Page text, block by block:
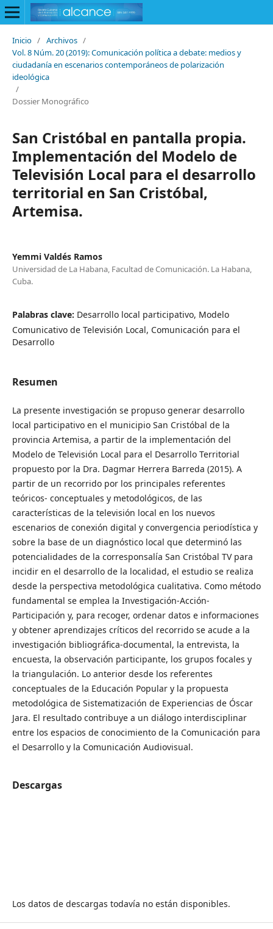
Inicio / Archivos /
Vol. 8 Núm. 20 (2019): Comunicación política a debate: medios y
ciudadanía en escenarios contemporáneos de polarización
ideológica
/
Dossier Monográfico
San Cristóbal en pantalla propia.
Implementación del Modelo de
Televisión Local para el desarrollo
territorial en San Cristóbal,
Artemisa.
Yemmi Valdés Ramos
Universidad de La Habana, Facultad de Comunicación. La Habana,
Cuba.
Palabras clave: Desarrollo local participativo, Modelo
Comunicativo de Televisión Local, Comunicación para el
Desarrollo
Resumen
La presente investigación se propuso generar desarrollo
local participativo en el municipio San Cristóbal de la
provincia Artemisa, a partir de la implementación del
Modelo de Televisión Local para el Desarrollo Territorial
propuesto por la Dra. Dagmar Herrera Barreda (2015). A
partir de un recorrido por los principales referentes
teóricos- conceptuales y metodológicos, de las
características de la televisión local en los nuevos
escenarios de conexión digital y convergencia periodística y
sobre la base de un diagnóstico local que determinó las
potencialidades de la corresponsalía San Cristóbal TV para
incidir en el desarrollo de la localidad, el estudio se realiza
desde la perspectiva metodológica cualitativa. Como método
fundamental se emplea la Investigación-Acción-
Participación y, para recoger, ordenar datos e informaciones
y obtener aprendizajes críticos del recorrido se acude a la
investigación bibliográfica-documental, la entrevista, la
encuesta, la observación participante, los grupos focales y
la triangulación. Lo anterior desde los referentes
conceptuales de la Educación Popular y la propuesta
metodológica de Sistematización de Experiencias de Óscar
Jara. El resultado contribuye a un diálogo interdisciplinar
entre los espacios de conocimiento de la Comunicación para
el Desarrollo y la Comunicación Audiovisual.
Descargas
Los datos de descargas todavía no están disponibles.